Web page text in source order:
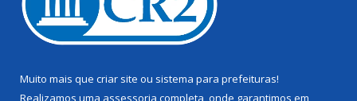
Muito mais que criar site ou sistema para prefeituras!
Realizamos uma assessoria completa, onde garantimos em